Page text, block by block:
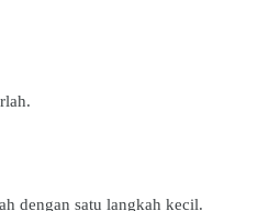
dengan satu langkah kecil.